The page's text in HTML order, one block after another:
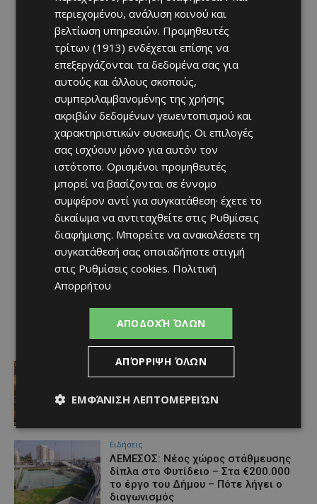
Ζωή & Style
Η Παρασκευή βγαίνει στη …σκηνή:
Λεμεσό
Ειδήσεις
ΛΕΜΕΣΟΣ: Νέος χώρος στάθμευσης
δίπλα στο Φυτίδειο – Στα €200.000
το έργο του Δήμου – Πότε λήγει ο
διαγωνισμός
περιεχομένου, ανάλυση κοινού και
βελτίωση υπηρεσιών. Προμηθευτές
τρίτων (1913) ενδέχεται επίσης να
επεξεργάζονται τα δεδομένα σας για
αυτούς και άλλους σκοπούς,
συμπεριλαμβανομένης της χρήσης
ακριβών δεδομένων γεωεντοπισμού και
χαρακτηριστικών συσκευής. Οι επιλογές
σας ισχύουν μόνο για αυτόν τον
ιστότοπο. Ορισμένοι προμηθευτές
μπορεί να βασίζονται σε έννομο
συμφέρον αντί για συγκατάθεση· έχετε το
δικαίωμα να αντιταχθείτε στις Ρυθμίσεις
διαφήμισης. Μπορείτε να ανακαλέσετε τη
συγκατάθεσή σας οποιαδήποτε στιγμή
στις Ρυθμίσεις cookies. Πολιτική
Απορρήτου
ΑΠΟΔΟΧΉ ΌΛΩΝ
ΑΠΌΡΡΙΨΗ ΌΛΩΝ
ΕΜΦΆΝΙΣΗ ΛΕΠΤΟΜΕΡΕΙΏΝ